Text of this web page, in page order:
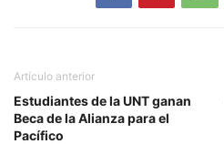
Artículo anterior
Estudiantes de la UNT ganan
Beca de la Alianza para el
Pacífico